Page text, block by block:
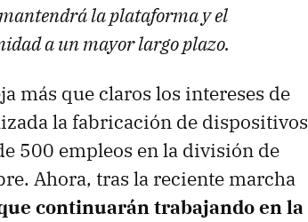
la plataforma y el
a un mayor largo plazo.
más que claros los intereses de
la fabricación de dispositivos
500 empleos en la división de
Ahora, tras la reciente marcha
continuarán trabajando en la